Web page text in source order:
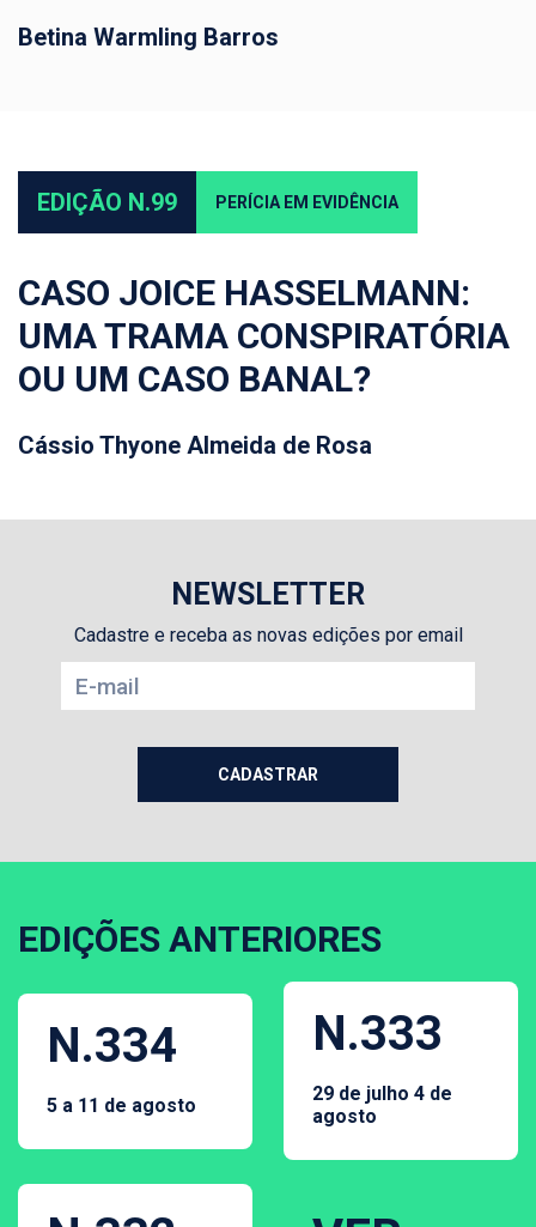
Betina Warmling Barros
EDIÇÃO N.99 PERÍCIA EM EVIDÊNCIA
CASO JOICE HASSELMANN:
UMA TRAMA CONSPIRATÓRIA
OU UM CASO BANAL?
Cássio Thyone Almeida de Rosa
NEWSLETTER
Cadastre e receba as novas edições por email
EDIÇÕES ANTERIORES
N.334
5 a 11 de agosto
N.333
29 de julho 4 de
agosto